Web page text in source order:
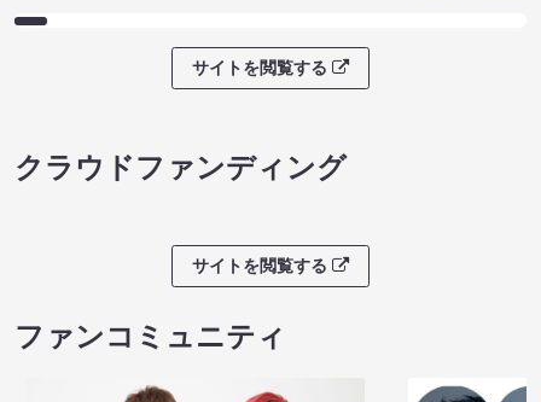
サイトを閲覧する
クラウドファンディング
サイトを閲覧する
ファンコミュニティ